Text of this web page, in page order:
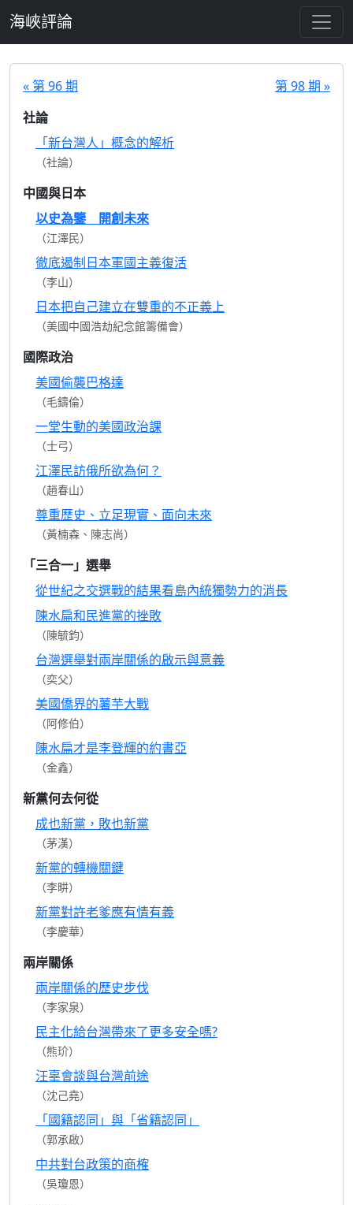
海峽評論
« 第 96 期
第 98 期 »
社論
「新台灣人」概念的解析
（社論）
中國與日本
以史為鑒 開創未來
（江澤民）
徹底遏制日本軍國主義復活
（李山）
日本把自己建立在雙重的不正義上
（美國中國浩劫紀念館籌備會）
國際政治
美國偷襲巴格達
（毛鑄倫）
一堂生動的美國政治課
（士弓）
江澤民訪俄所欲為何？
（趙春山）
尊重歷史、立足現實、面向未來
（黃楠森、陳志尚）
「三合一」選舉
從世紀之交選戰的結果看島內統獨勢力的消長
陳水扁和民進黨的挫敗
（陳毓鈞）
台灣選舉對兩岸關係的啟示與意義
（奕父）
美國僑界的薯芋大戰
（阿修伯）
陳水扁才是李登輝的約書亞
（金鑫）
新黨何去何從
成也新黨，敗也新黨
（茅漢）
新黨的轉機關鍵
（李畊）
新黨對許老爹應有情有義
（李慶華）
兩岸關係
兩岸關係的歷史步伐
（李家泉）
民主化給台灣帶來了更多安全嗎?
（熊玠）
汪辜會談與台灣前途
（沈己堯）
「國籍認同」與「省籍認同」
（郭承啟）
中共對台政策的商榷
（吳瓊恩）